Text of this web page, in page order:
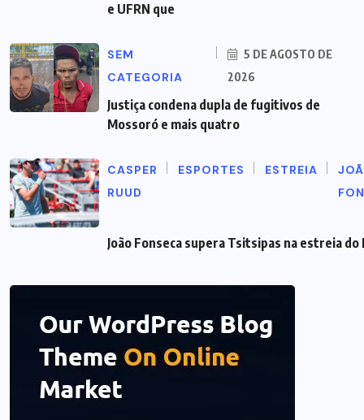
e UFRN que
SEM
CATEGORIA
5 DE AGOSTO DE
2026
Justiça condena dupla de fugitivos de
Mossoró e mais quatro
CASPER
RUUD
ESPORTES ESTREIA
João Fonseca supera Tsitsipas na estreia